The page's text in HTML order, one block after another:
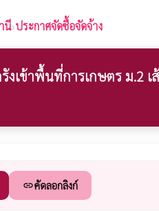
นี›ประกาศจัดซื้อจัดจ้าง
งเข้าพื้นที่การเกษตร ม.2
linkคัดลอกลิงก์